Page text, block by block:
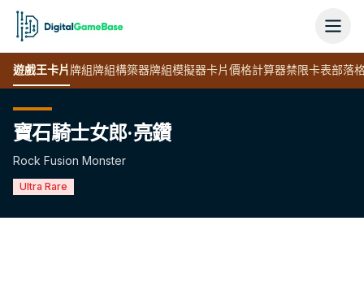
遊戲王卡片牌組牌組構築器牌組模擬器卡片價格計算器禁限卡表部落
寶石騎士女郎·亮鑽
Rock Fusion Monster
Ultra Rare